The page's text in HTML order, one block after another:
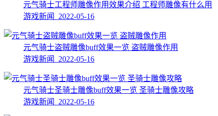
元气骑士工程师雕像作用效果介绍 工程师雕像有什么用
游戏新闻 2022-05-16
元气骑士盗贼雕像buff效果一览 盗贼雕像作用
游戏新闻 2022-05-16
元气骑士圣骑士雕像buff效果一览 圣骑士雕像攻略
游戏新闻 2022-05-16